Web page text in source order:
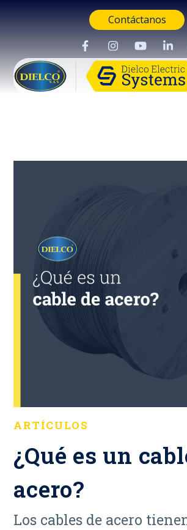
Contáctanos
ARTÍCULOS
¿Qué es un
acero?
Los cables de acero